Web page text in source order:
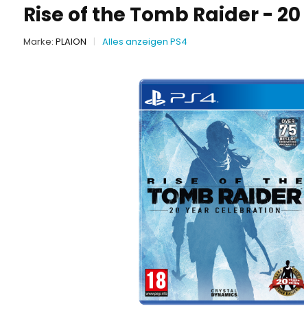
Rise of the Tomb Raider -
Marke: PLAION Alles anzeigen PS4